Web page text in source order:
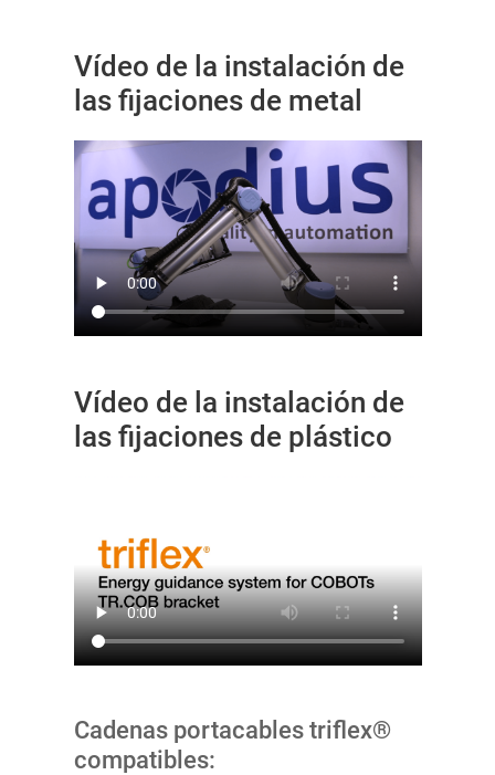
Vídeo de la instalación de
las fijaciones de metal
Vídeo de la instalación de
las fijaciones de plástico
Cadenas portacables triflex®
compatibles: